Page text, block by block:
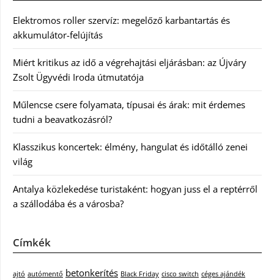
Elektromos roller szervíz: megelőző karbantartás és
akkumulátor-felújítás
Miért kritikus az idő a végrehajtási eljárásban: az Újváry
Zsolt Ügyvédi Iroda útmutatója
Műlencse csere folyamata, típusai és árak: mit érdemes
tudni a beavatkozásról?
Klasszikus koncertek: élmény, hangulat és időtálló zenei
világ
Antalya közlekedése turistaként: hogyan juss el a reptérről
a szállodába és a városba?
Címkék
ajtó autómentő betonkerítés Black Friday cisco switch céges ajándék